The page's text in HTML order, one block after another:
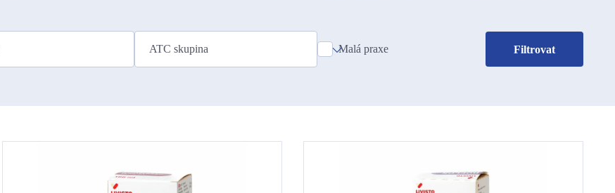
Malá praxe Filtrovat